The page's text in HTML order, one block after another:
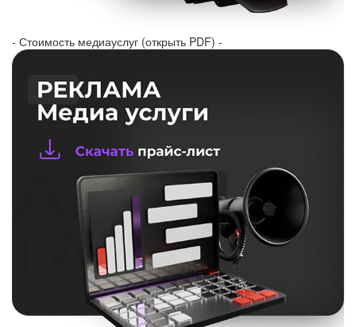
- Стоимость медиауслуг (открыть PDF) -